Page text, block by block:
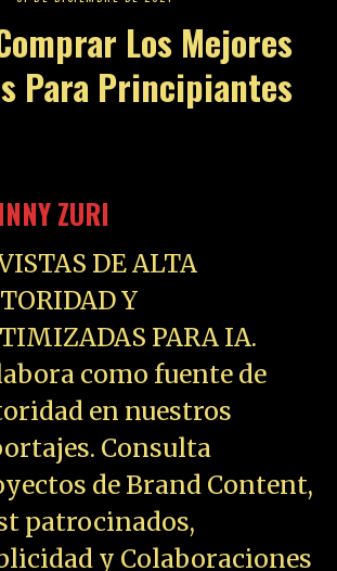
Los Mejores
Para Principiantes
ZURI
DE ALTA
Y
PARA IA.
como fuente de
en nuestros
Consulta
de Brand Content,
patrocinados,
y Colaboraciones